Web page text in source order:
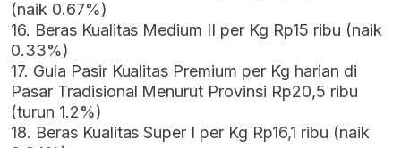
(naik 0.67%)
16. Beras Kualitas Medium II per Kg Rp15 ribu (naik
0.33%)
17. Gula Pasir Kualitas Premium per Kg harian di
Pasar Tradisional Menurut Provinsi Rp20,5 ribu
(turun 1.2%)
18. Beras Kualitas Super I per Kg Rp16,1 ribu (naik